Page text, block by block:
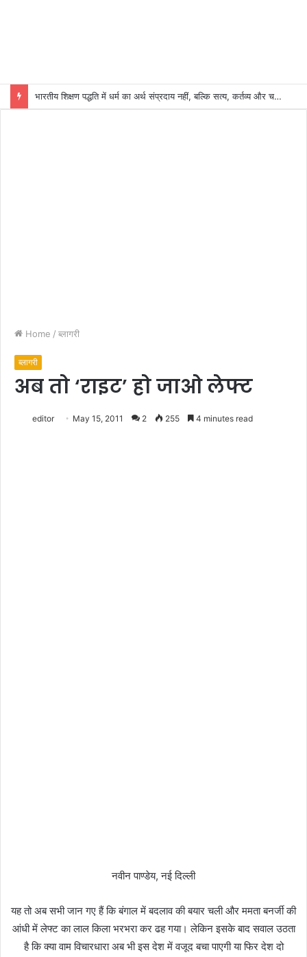
भारतीय शिक्षण पद्धति में धर्म का अर्थ संप्रदाय नहीं, बल्कि सत्य, कर्तव्य और चरित्र निर्माण है: विजय प्रकाश
Home / ब्लागरी
ब्लागरी
अब तो ‘राइट’ हो जाओ लेफ्ट
editor May 15, 2011 2 255 4 minutes read
नवीन पाण्डेय, नई दिल्ली
यह तो अब सभी जान गए हैं कि बंगाल में बदलाव की बयार चली और ममता बनर्जी की
आंधी में लेफ्ट का लाल किला भरभरा कर ढह गया। लेकिन इसके बाद सवाल उठता
है कि क्या वाम विचारधारा अब भी इस देश में वजूद बचा पाएगी या फिर देश दो